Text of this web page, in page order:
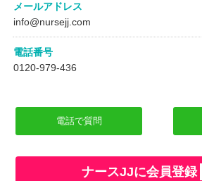
メールアドレス
info@nursejj.com
電話番号
0120-979-436
電話で質問
ナースJJに会員登録